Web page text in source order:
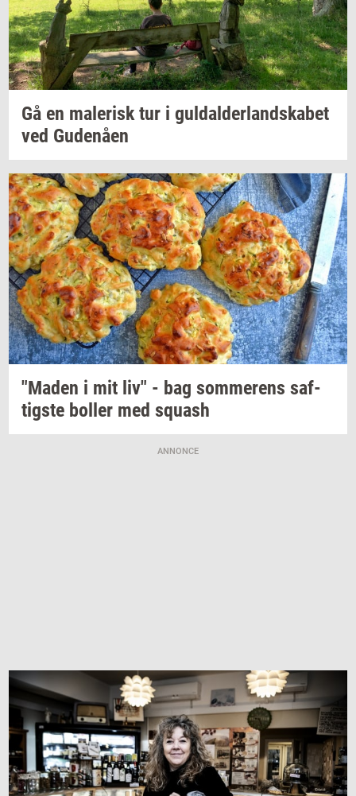
Gå en ma­le­risktur i gul­dal­der­land­ska­bet
ved Gu­denå­en
"Maden i mit liv" - bag som­me­rens saf­
tig­ste bol­ler med squash
ANNONCE